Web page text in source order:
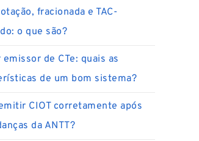
fracionada e TAC-
o que são?
emissor de CTe: quais as
de um bom sistema?
CIOT corretamente após
da ANTT?